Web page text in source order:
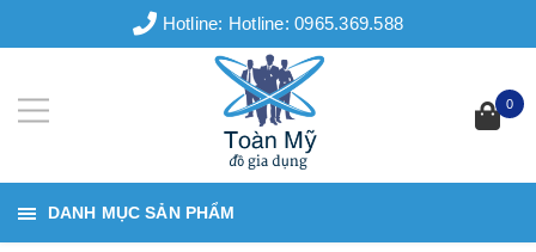
Hotline: Hotline: 0965.369.588
0
DANH MỤC SẢN PHẨM